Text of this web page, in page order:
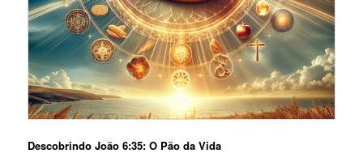
Descobrindo João 6:35: O Pão da Vida